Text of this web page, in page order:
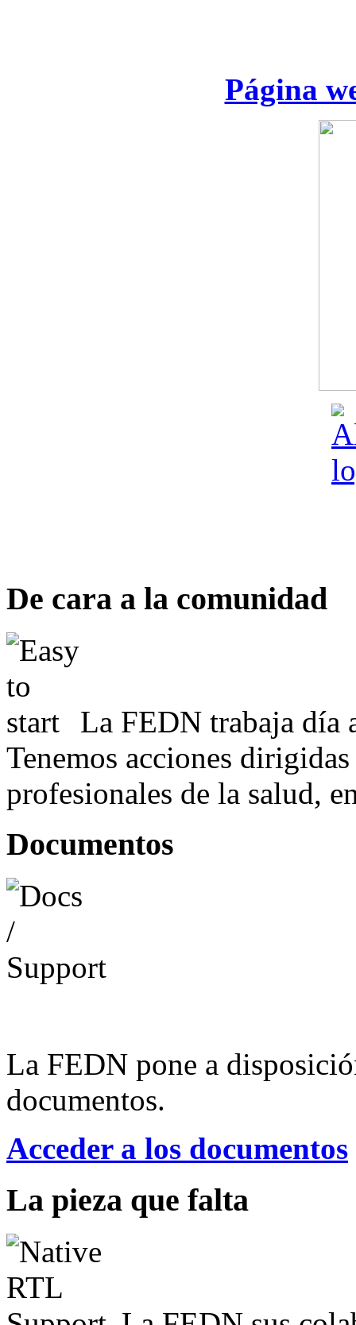
Página
De cara a la comunidad
La FEDN trabaja día
Tenemos acciones
profesionales de la salud,
Documentos
La FEDN pone a
documentos.
Acceder a los documentos
La pieza que falta